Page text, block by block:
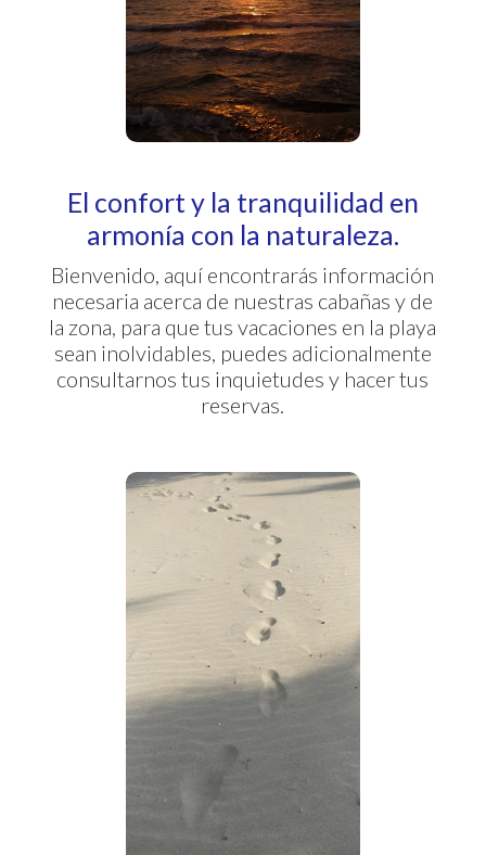
El confort y la tranquilidad en
armonía con la naturaleza.
Bienvenido, aquí encontrarás información
necesaria acerca de nuestras cabañas y de
la zona, para que tus vacaciones en la playa
sean inolvidables, puedes adicionalmente
consultarnos tus inquietudes y hacer tus
reservas.